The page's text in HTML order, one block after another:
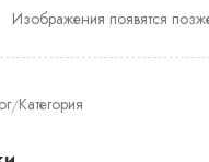
Изображения появятся
/Категория